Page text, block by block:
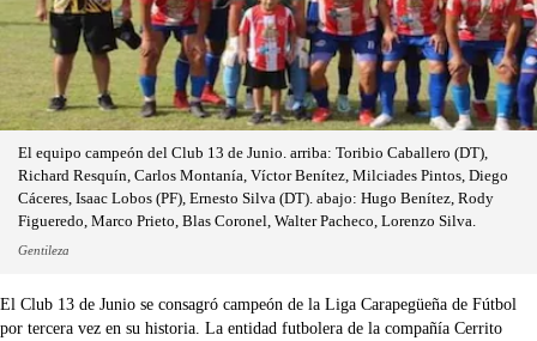
El equipo campeón del Club 13 de Junio. arriba: Toribio Caballero (DT),
Richard Resquín, Carlos Montanía, Víctor Benítez, Milciades Pintos, Diego
Cáceres, Isaac Lobos (PF), Ernesto Silva (DT). abajo: Hugo Benítez, Rody
Figueredo, Marco Prieto, Blas Coronel, Walter Pacheco, Lorenzo Silva.
Gentileza
El Club 13 de Junio se consagró campeón de la Liga Carapegüeña de Fútbol
por tercera vez en su historia. La entidad futbolera de la compañía Cerrito